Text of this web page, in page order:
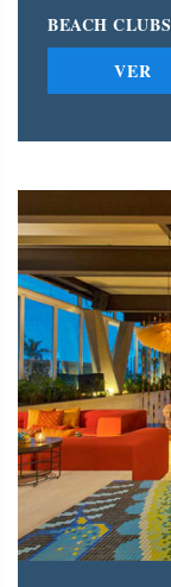
BEACH CLUBS
VER